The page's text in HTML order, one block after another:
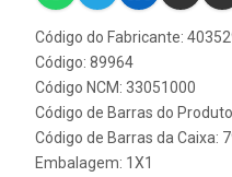
Código do Fabricante:
Código: 89964
Código NCM: 33051000
Código de Barras do
Código de Barras da Caixa:
Embalagem: 1X1